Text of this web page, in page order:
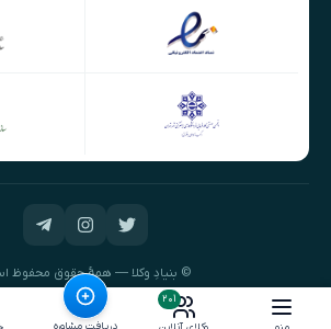
۲۰۱
© بنیادِ وکلا — همهٔ حقوق محفوظ
طراحی و توسعه:نیک‌داده‌پرداز